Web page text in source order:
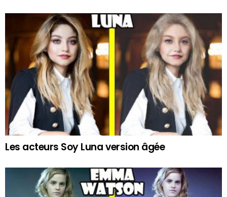
Les acteurs Soy Luna version âgée